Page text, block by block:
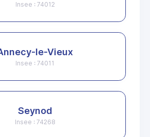
Insee : 74012
le-Vieux
Insee : 74011
Seynod
Insee : 74268